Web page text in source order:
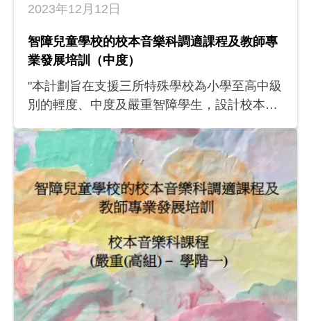
2023年12月12日
智障兒童學校的校本音樂科調適課程及教師專
業發展培訓（中度）
"本計劃旨在支援三所特殊學校為小學至高中級
別的輕度、中度及嚴重智障學生，設計校本音
設計校本音樂科課程的能力。此計劃亦會為其
他特殊學校的音樂科教師舉辦工作坊和經驗分
享會，讓其進一步掌握教導本港智障學生的學
與教策略。各項活動惠及三所參與學校內482
名學生和36名教師，成果方面包括三所參與學
校的四個校本音樂科課程，以及為特殊學校音
樂科教師而設的工作坊和分享會。